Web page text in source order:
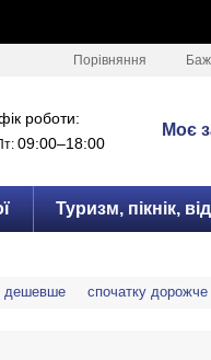
Порівняння
роботи:
09:00–18:00
Моє
Туризм, пікнік,
дешевше спочатку дорожче